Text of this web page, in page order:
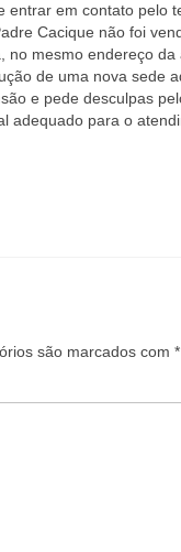
em contato pelo
Cacique não foi
mesmo endereço
de uma nova sede
e pede desculpas
adequado para o
são marcados com *